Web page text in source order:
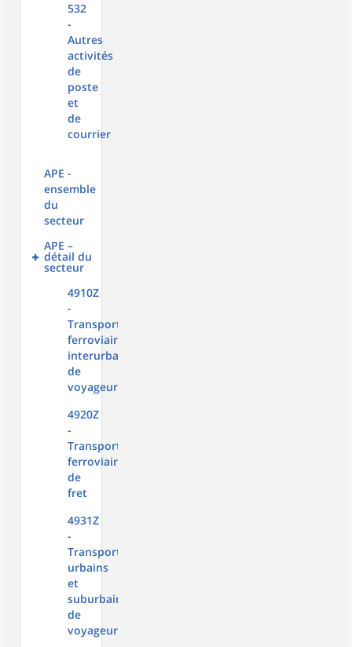
532
-
Autres
activités
de
poste
et
de
courrier
APE -
ensemble
du
secteur
APE –
détail du
secteur
4910Z
-
Transport
ferroviaire
interurbain
de
voyageurs
4920Z
-
Transports
ferroviaires
de
fret
4931Z
-
Transports
urbains
et
suburbains
de
voyageurs